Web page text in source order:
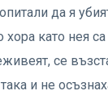
да я
хора като нея
се
и не